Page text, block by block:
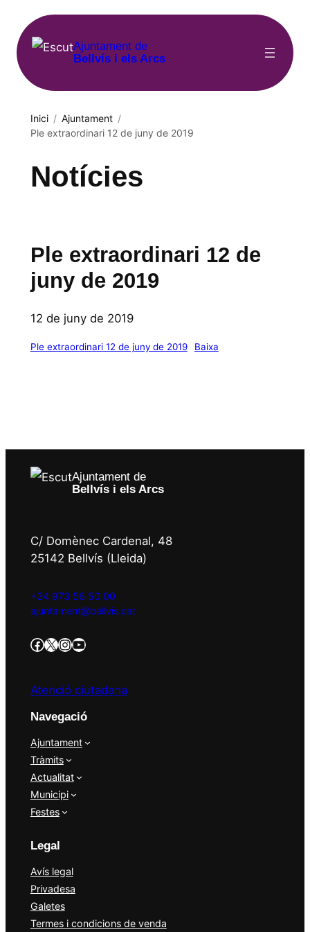
contingut
Ajuntament de
Bellvís i els Arcs
Inici / Ajuntament /
Ple extraordinari 12 de juny de 2019
Notícies
Ple extraordinari 12 de
juny de 2019
12 de juny de 2019
Ple extraordinari 12 de juny de 2019 Baixa
Ajuntament de
Bellvís i els Arcs
C/ Domènec Cardenal, 48
25142 Bellvís (Lleida)
+34 973 56 50 00
ajuntament@bellvis.cat
https://www.facebook.com/AjBellvisArcs/?locale=es_ES Twitter/X InstagramYouTube
Atenció ciutadana
Navegació
Ajuntament
Tràmits
Actualitat
Municipi
Festes
Legal
Avís legal
Privadesa
Galetes
Termes i condicions de venda